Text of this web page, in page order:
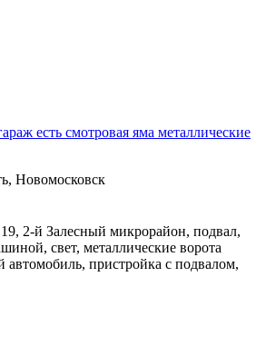
есть смотровая яма металлические
Новомосковск
2-й Залесный микрорайон, подвал,
свет, металлические ворота
автомобиль, пристройка с подвалом,